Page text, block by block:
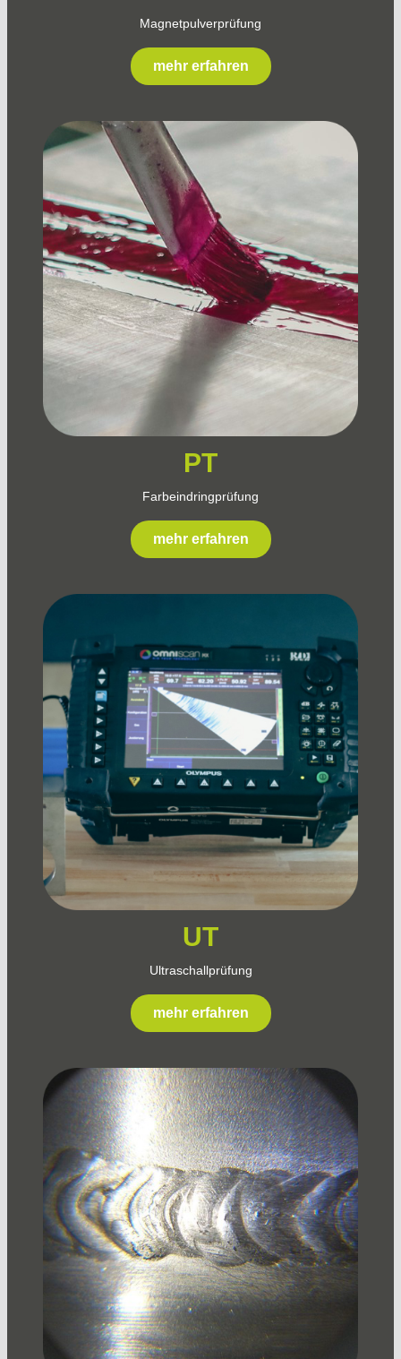
Magnetpulverprüfung
mehr erfahren
PT
Farbeindringprüfung
mehr erfahren
UT
Ultraschallprüfung
mehr erfahren